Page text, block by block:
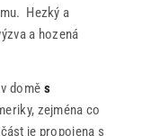
Hezký a
a hozená
domě s
zejména co
je propojena s